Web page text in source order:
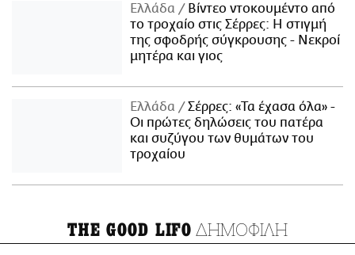
Ελλάδα
Βίντεο ντοκουμέντο από
το τροχαίο στις Σέρρες: Η στιγμή
της σφοδρής σύγκρουσης - Νεκροί
μητέρα και γιος
Ελλάδα
Σέρρες: «Τα έχασα όλα» -
Οι πρώτες δηλώσεις του πατέρα
και συζύγου των θυμάτων του
τροχαίου
THE GOOD LIFO ΔΗΜΟΦΙΛΗ